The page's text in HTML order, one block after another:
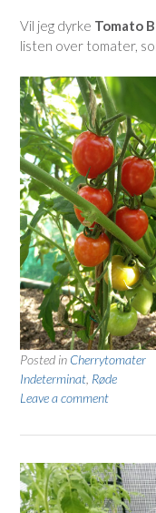
Vil jeg dyrke Tomato
listen over tomater,
Posted in Cherrytomater
Indeterminat Røde
Leave a comment